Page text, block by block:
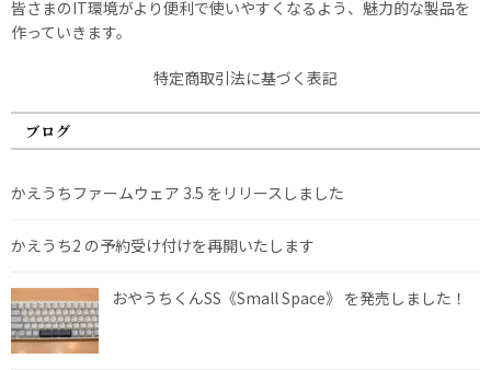
皆さまのIT環境がより便利で使いやすくなるよう、魅力的な製品を
作っていきます。
特定商取引法に基づく表記
ブログ
かえうちファームウェア 3.5 をリリースしました
かえうち2 の予約受け付けを再開いたします
おやうちくんSS《Small Space》 を発売しました！